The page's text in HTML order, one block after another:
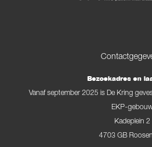
Bezoekadres en
Vanaf september 2025 is De Kring
EKP-
Kadeplein 2
4703 GB